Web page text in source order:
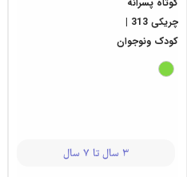
چریکی 313 |
کودک ونوجوان
3 سال تا 7 سال